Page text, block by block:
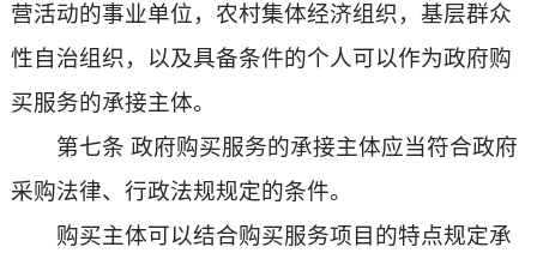
营活动的事业单位，农村集体经济组织，基层群众
性自治组织，以及具备条件的个人可以作为政府购
买服务的承接主体。
第七条 政府购买服务的承接主体应当符合政府
采购法律、行政法规规定的条件。
购买主体可以结合购买服务项目的特点规定承